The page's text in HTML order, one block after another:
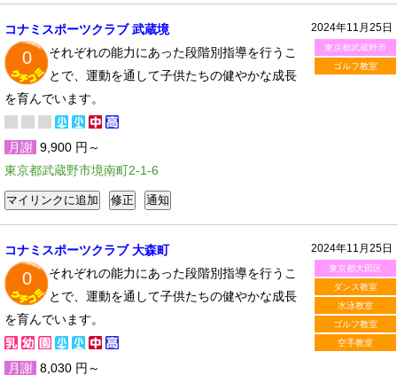
2024年11月25日
東京都武蔵野市
ゴルフ教室
コナミスポーツクラブ 武蔵境
0
それぞれの能力にあった段階別指導を行うこ
とで、運動を通して子供たちの健やかな成長
を育んでいます。
月謝 9,900 円～
東京都武蔵野市境南町2-1-6
2024年11月25日
東京都大田区
ダンス教室
水泳教室
ゴルフ教室
空手教室
コナミスポーツクラブ 大森町
0
それぞれの能力にあった段階別指導を行うこ
とで、運動を通して子供たちの健やかな成長
を育んでいます。
月謝 8,030 円～